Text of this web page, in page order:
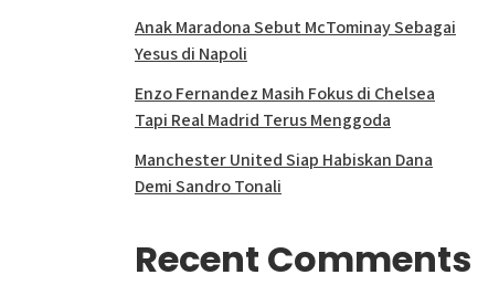
Anak Maradona Sebut McTominay Sebagai
Yesus di Napoli
Enzo Fernandez Masih Fokus di Chelsea
Tapi Real Madrid Terus Menggoda
Manchester United Siap Habiskan Dana
Demi Sandro Tonali
Recent Comments